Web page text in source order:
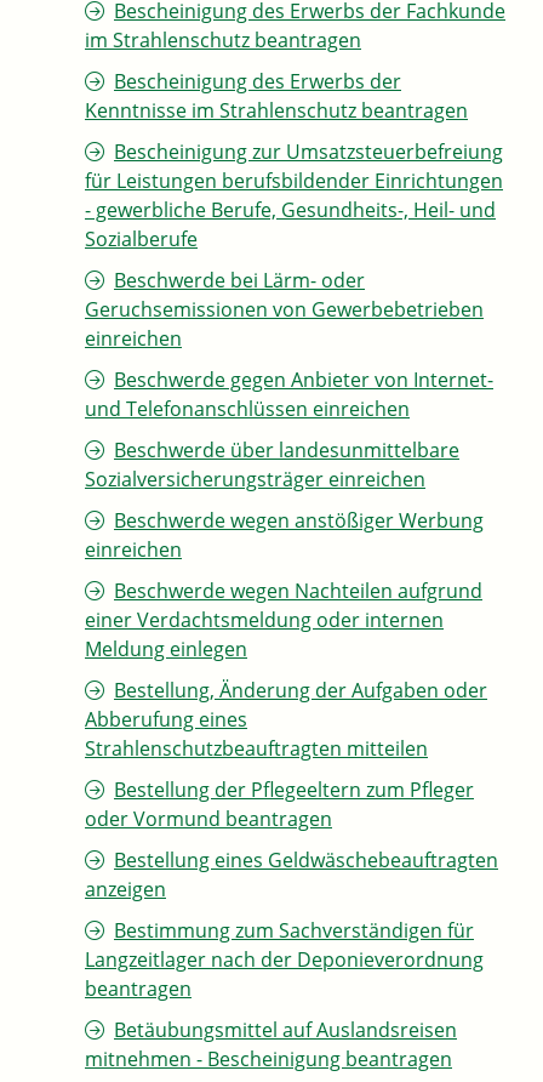
Bescheinigung des Erwerbs der Fachkunde
im Strahlenschutz beantragen
Bescheinigung des Erwerbs der
Kenntnisse im Strahlenschutz beantragen
Bescheinigung zur Umsatzsteuerbefreiung
für Leistungen berufsbildender Einrichtungen
- gewerbliche Berufe, Gesundheits-, Heil- und
Sozialberufe
Beschwerde bei Lärm- oder
Geruchsemissionen von Gewerbebetrieben
einreichen
Beschwerde gegen Anbieter von Internet-
und Telefonanschlüssen einreichen
Beschwerde über landesunmittelbare
Sozialversicherungsträger einreichen
Beschwerde wegen anstößiger Werbung
einreichen
Beschwerde wegen Nachteilen aufgrund
einer Verdachtsmeldung oder internen
Meldung einlegen
Bestellung, Änderung der Aufgaben oder
Abberufung eines
Strahlenschutzbeauftragten mitteilen
Bestellung der Pflegeeltern zum Pfleger
oder Vormund beantragen
Bestellung eines Geldwäschebeauftragten
anzeigen
Bestimmung zum Sachverständigen für
Langzeitlager nach der Deponieverordnung
beantragen
Betäubungsmittel auf Auslandsreisen
mitnehmen - Bescheinigung beantragen